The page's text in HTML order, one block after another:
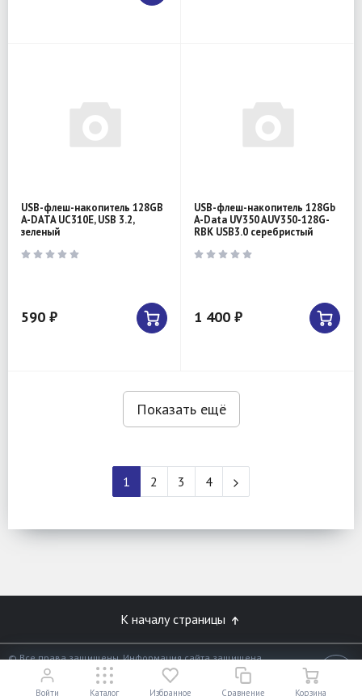
USB-флеш-накопитель 128GB
A-DATA UC310E, USB 3.2,
зеленый
590 ₽
USB-флеш-накопитель 128Gb
A-Data UV350 AUV350-128G-
RBK USB3.0 серебристый
1 400 ₽
Показать ещё
1 2 3 4
К началу страницы
© Все права защищены. Информация сайта защищена
законом об авторских правах.
Разработано в
«АЛЬФА Системс»
Войти Каталог Избранное Сравнение Корзина